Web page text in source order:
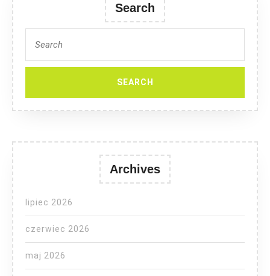
Search
for:
Archives
lipiec 2026
czerwiec 2026
maj 2026